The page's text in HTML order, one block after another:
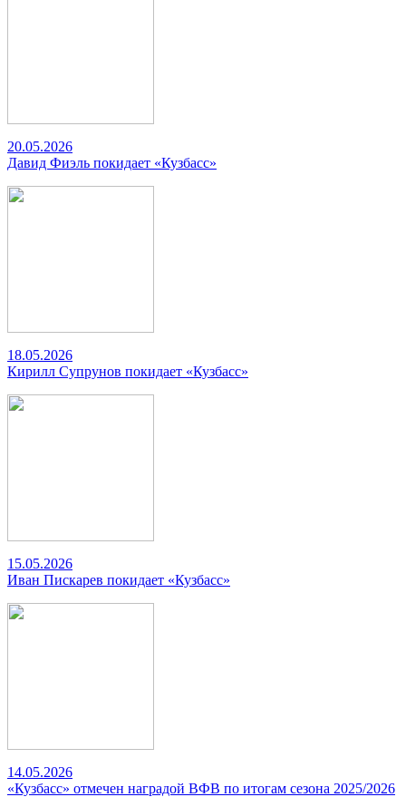
20.05.2026
Давид Фиэль покидает «Кузбасс»
18.05.2026
Кирилл Супрунов покидает «Кузбасс»
15.05.2026
Иван Пискарев покидает «Кузбасс»
14.05.2026
«Кузбасс» отмечен наградой ВФВ по итогам сезона 2025/2026